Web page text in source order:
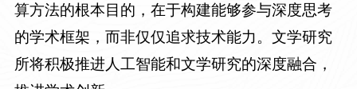
算方法的根本目的，在于构建能够参与深度思考
的学术框架，而非仅仅追求技术能力。文学研究
所将积极推进人工智能和文学研究的深度融合，